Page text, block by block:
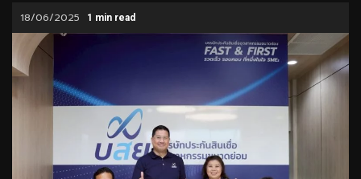
18/06/2025 1 min read